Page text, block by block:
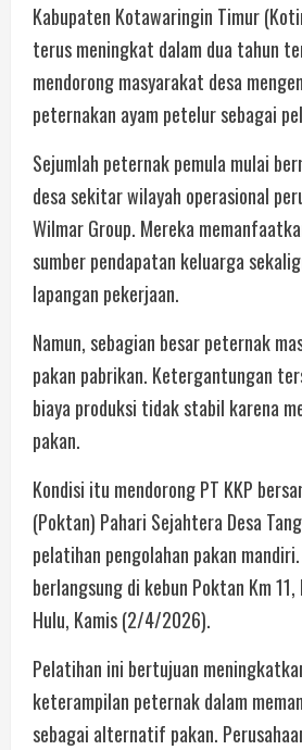
Kabupaten Kotawaringin Timur
terus meningkat dalam dua tahun
mendorong masyarakat desa
peternakan ayam petelur sebagai
Sejumlah peternak pemula mulai
desa sekitar wilayah operasional
Wilmar Group. Mereka
sumber pendapatan keluarga
lapangan pekerjaan.
Namun, sebagian besar peternak
pakan pabrikan. Ketergantungan
biaya produksi tidak stabil karena
pakan.
Kondisi itu mendorong PT KKP
(Poktan) Pahari Sejahtera Desa
pelatihan pengolahan pakan
berlangsung di kebun Poktan Km
Hulu, Kamis (2/4/2026).
Pelatihan ini bertujuan
keterampilan peternak dalam
sebagai alternatif pakan.